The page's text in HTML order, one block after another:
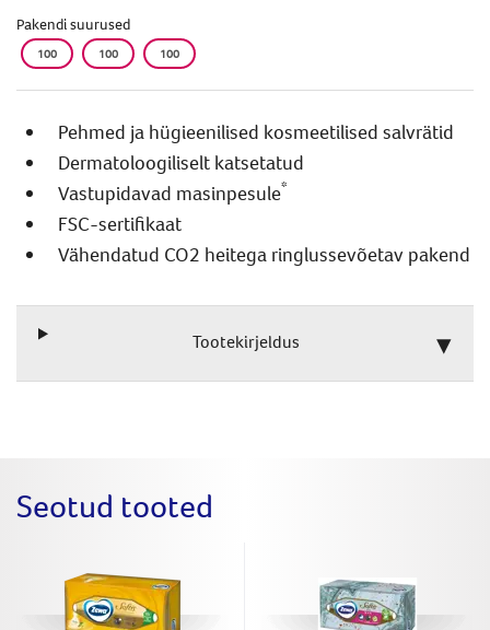
Pakendi suurused
100 100 100
Pehmed ja hügieenilised kosmeetilised salvrätid
Dermatoloogiliselt katsetatud
Vastupidavad masinpesule*
FSC-sertifikaat
Vähendatud CO2 heitega ringlussevõetav pakend
Tootekirjeldus
Seotud tooted